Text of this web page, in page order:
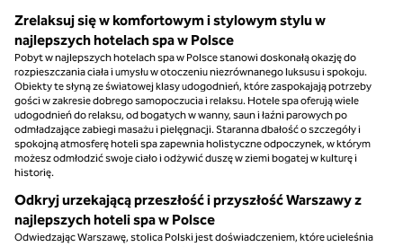
Zrelaksuj się w komfortowym i stylowym stylu w
najlepszych hotelach spa w Polsce
Pobyt w najlepszych hotelach spa w Polsce stanowi doskonałą okazję do
rozpieszczania ciała i umysłu w otoczeniu niezrównanego luksusu i spokoju.
Obiekty te słyną ze światowej klasy udogodnień, które zaspokajają potrzeby
gości w zakresie dobrego samopoczucia i relaksu. Hotele spa oferują wiele
udogodnień do relaksu, od bogatych w wanny, saun i łaźni parowych po
odmładzające zabiegi masażu i pielęgnacji. Staranna dbałość o szczegóły i
spokojną atmosferę hoteli spa zapewnia holistyczne odpoczynek, w którym
możesz odmłodzić swoje ciało i odżywić duszę w ziemi bogatej w kulturę i
historię.
Odkryj urzekającą przeszłość i przyszłość Warszawy z
najlepszych hoteli spa w Polsce
Odwiedzając Warszawę, stolica Polski jest doświadczeniem, które ucieleśnia